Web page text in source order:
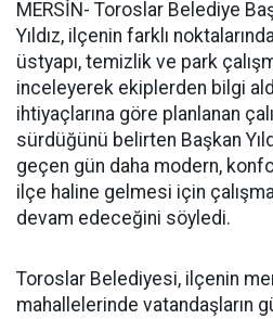
MERSİN- Toroslar Belediye
Yıldız, ilçenin farklı
üstyapı, temizlik ve park
inceleyerek ekiplerden bilgi
ihtiyaçlarına göre planlanan
sürdüğünü belirten Başkan
geçen gün daha modern,
ilçe haline gelmesi için
devam edeceğini söyledi.
Toroslar Belediyesi, ilçenin
mahallelerinde vatandaşların